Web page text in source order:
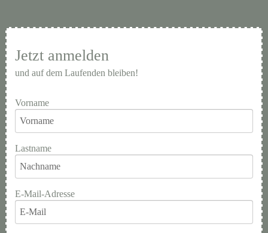
Jetzt anmelden
und auf dem Laufenden bleiben!
Vorname
Lastname
E-Mail-Adresse